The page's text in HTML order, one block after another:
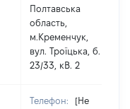
Полтавська
область,
м.Кременчук,
вул. Троїцька, б.
23/33, кВ. 2
Телефон:
[Не